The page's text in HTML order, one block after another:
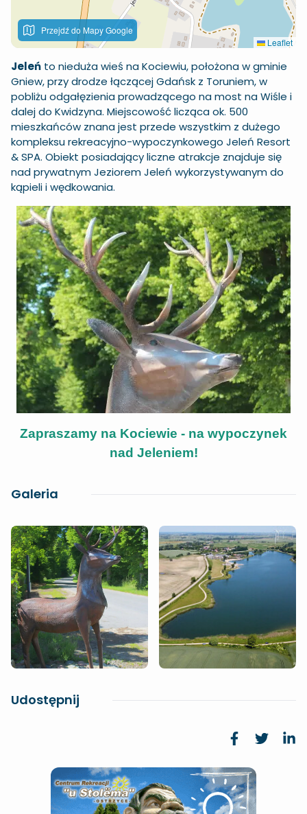
Przejdź do Mapy Google
Leaflet
Jeleń to nieduża wieś na Kociewiu, położona w gminie
Gniew, przy drodze łączącej Gdańsk z Toruniem, w
pobliżu odgałęzienia prowadzącego na most na Wiśle i
dalej do Kwidzyna. Miejscowość licząca ok. 500
mieszkańców znana jest przede wszystkim z dużego
kompleksu rekreacyjno-wypoczynkowego Jeleń Resort
& SPA. Obiekt posiadający liczne atrakcje znajduje się
nad prywatnym Jeziorem Jeleń wykorzystywanym do
kąpieli i wędkowania.
Zapraszamy na Kociewie - na wypoczynek
nad Jeleniem!
Galeria
Udostępnij